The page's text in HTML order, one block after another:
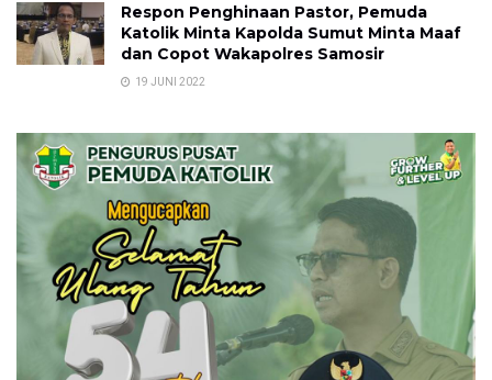
Respon Penghinaan Pastor, Pemuda
Katolik Minta Kapolda Sumut Minta Maaf
dan Copot Wakapolres Samosir
19 JUNI 2022